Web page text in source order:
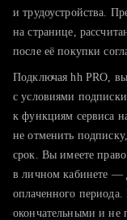
тратите
хотите
и трудоустройства.
на странице,
после её покупки
Подключая hh PRO,
с условиями
к функциям сервиса
не отменить
срок. Вы имеете
в личном кабинете —
оплаченного
окончательными и не